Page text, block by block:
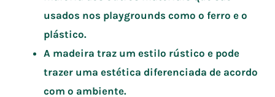
usados nos playgrounds como o ferro e o
plástico.
A madeira traz um estilo rústico e pode
trazer uma estética diferenciada de acordo
com o ambiente.